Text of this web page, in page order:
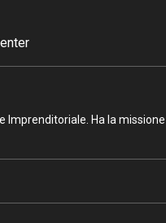
Imprenditoriale. Ha la